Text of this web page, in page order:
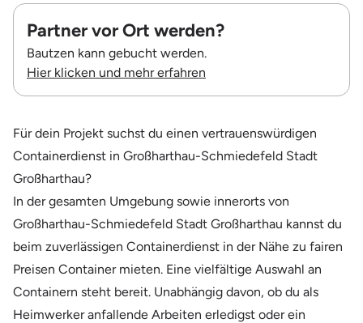
Partner vor Ort werden?
Bautzen kann gebucht werden.
Hier klicken und mehr erfahren
Für dein Projekt suchst du einen vertrauenswürdigen
Containerdienst in Großharthau-Schmiedefeld Stadt
Großharthau?
In der gesamten Umgebung sowie innerorts von
Großharthau-Schmiedefeld Stadt Großharthau kannst du
beim zuverlässigen Containerdienst in der Nähe zu fairen
Preisen Container mieten. Eine vielfältige Auswahl an
Containern steht bereit. Unabhängig davon, ob du als
Heimwerker anfallende Arbeiten erledigst oder ein